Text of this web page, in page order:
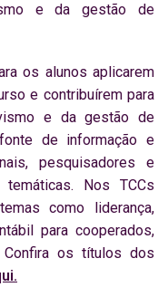
e da gestão de
os alunos aplicarem
e contribuírem para
e da gestão de
de informação e
pesquisadores e
Nos TCCs
como liderança,
para cooperados,
Confira os títulos dos